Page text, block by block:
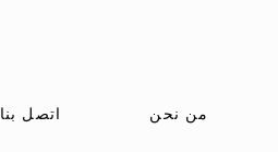
من نحن اتصل بنا